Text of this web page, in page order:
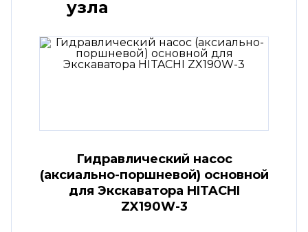
узла
Гидравлический насос
(аксиально-поршневой) основной
для Экскаватора HITACHI
ZX190W-3